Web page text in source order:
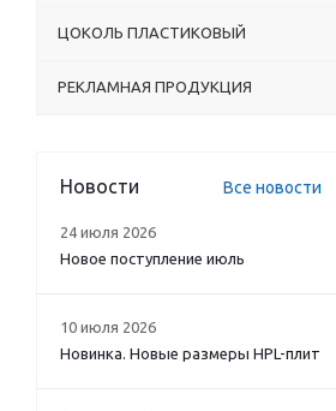
ЦОКОЛЬ ПЛАСТИКОВЫЙ
РЕКЛАМНАЯ ПРОДУКЦИЯ
Новости Все новости
24 июля 2026
Новое поступление июль
10 июля 2026
Новинка. Новые размеры HPL-плит